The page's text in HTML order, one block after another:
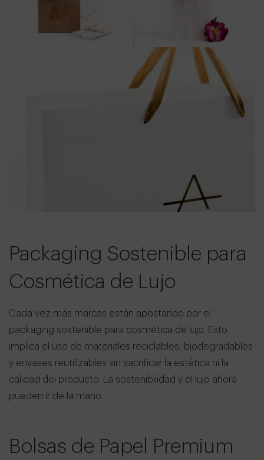
Packaging Sostenible para
Cosmética de Lujo
Cada vez más marcas están apostando por el
packaging sostenible para cosmética de lujo. Esto
implica el uso de materiales reciclables, biodegradables
y envases reutilizables sin sacrificar la estética ni la
calidad del producto. La sostenibilidad y el lujo ahora
pueden ir de la mano.
Bolsas de Papel Premium